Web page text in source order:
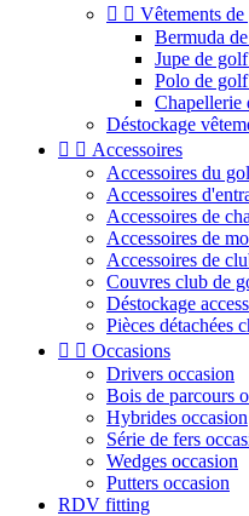
  Vêtements
Bermuda
Jupe de
Polo de
Chapellerie
Déstockage
  Accessoires
Accessoires du
Accessoires
Accessoires de
Accessoires de
Accessoires de
Couvres club de
Déstockage
Pièces détachées
  Occasions
Drivers occasion
Bois de parcours
Hybrides occasion
Série de fers
Wedges occasion
Putters occasion
RDV fitting